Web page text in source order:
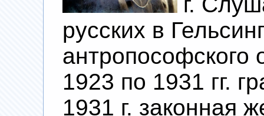
русских в
антропософского
1923 по 1931 гг.
1931 г. законная